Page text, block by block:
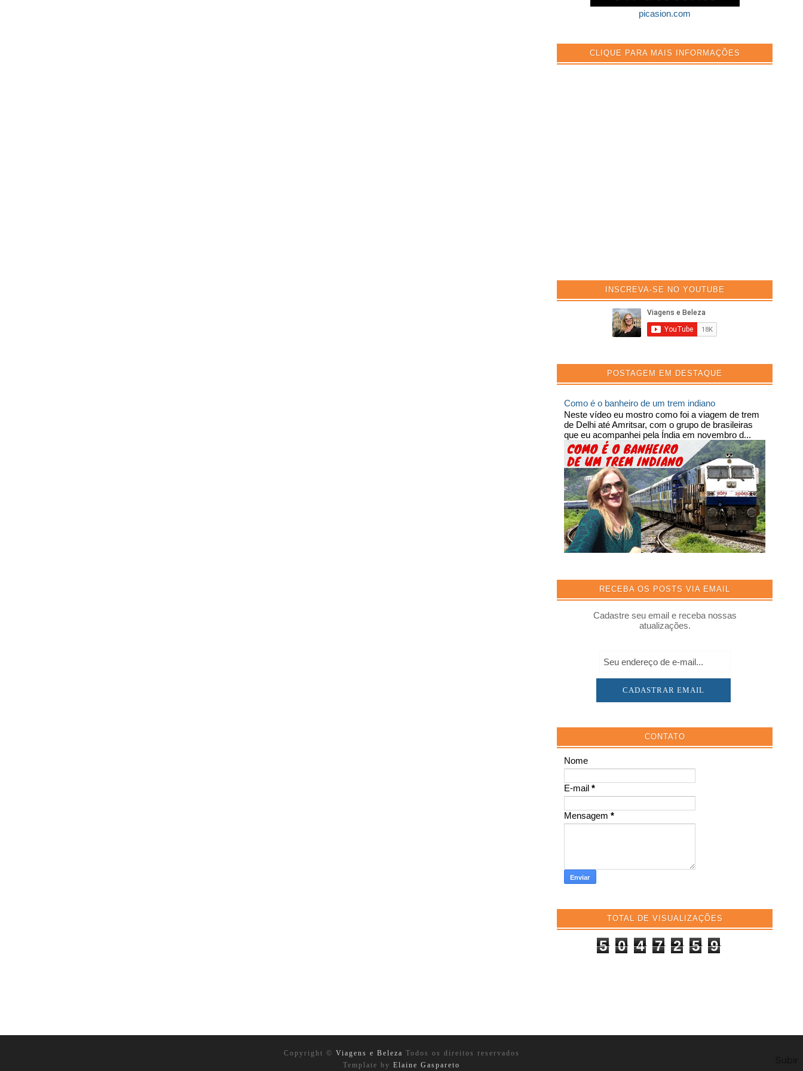
picasion.com
CLIQUE PARA MAIS INFORMAÇÕES
INSCREVA-SE NO YOUTUBE
POSTAGEM EM DESTAQUE
Como é o banheiro de um trem indiano
Neste vídeo eu mostro como foi a viagem de trem
de Delhi até Amritsar, com o grupo de brasileiras
que eu acompanhei pela Índia em novembro d...
RECEBA OS POSTS VIA EMAIL
Cadastre seu email e receba nossas
atualizações.
CONTATO
Nome
E-mail *
Mensagem *
TOTAL DE VISUALIZAÇÕES
5 0 4 7 2 5 9
Copyright © Viagens e Beleza Todos os direitos reservados
Template by Elaine Gaspareto